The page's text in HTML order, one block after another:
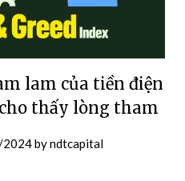
lam của tiền điện
thấy lòng tham
byndtcapital